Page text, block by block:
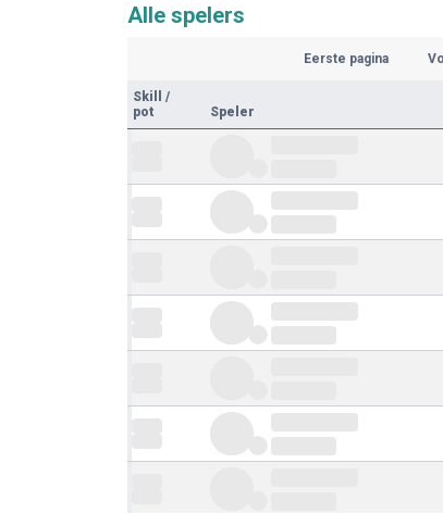
Alle spelers
Eerste pagina
Skill
/
pot
Speler